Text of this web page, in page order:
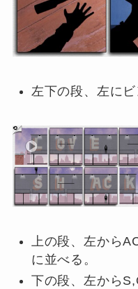
左下の段、左にビ
上の段、左から
に並べる。
下の段、左から